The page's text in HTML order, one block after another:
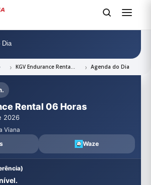
Dia
KGV Endurance Rental 06 Horas Agenda do Dia
Rental 06 Horas
2026
Viana
Waze